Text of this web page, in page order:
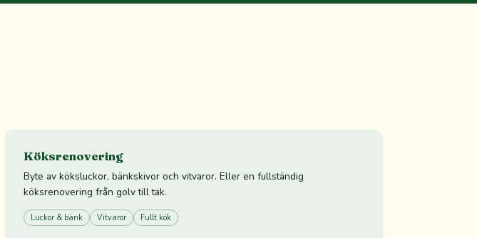
Köksrenovering
Byte av köksluckor, bänkskivor och vitvaror. Eller en fullständig
köksrenovering från golv till tak.
Luckor & bänk Vitvaror Fullt kök